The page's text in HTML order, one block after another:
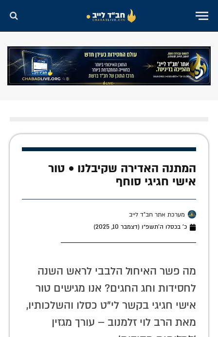
המתנה האדירה שקיבלנו • טור
אישי חגיגי סוחף
מערכת אתר חב"ד לייב
כ׳ בכסלו ה׳תשפ״ו (דצמבר 10, 2025)
מה פשר האיחול הלבבי לראש השנה
לחסידות וחג החגים? אנו מגישים טור
אישי חגיגי בקשר לי"ט כסלו והשלכותיו,
מאת הרב לוי זלמנוב – עורך מגזין